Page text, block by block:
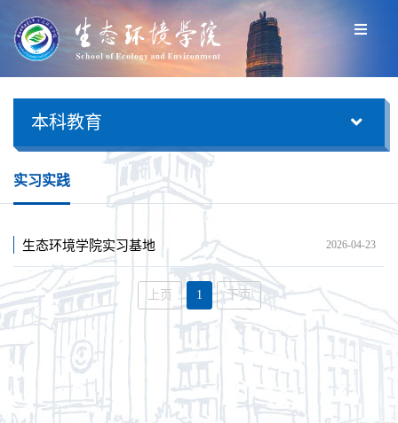
本科教育
实习实践
生态环境学院实习基地 2026-04-23
上页 1 下页